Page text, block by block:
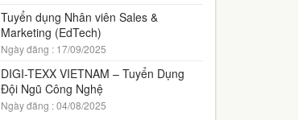
Tuyển dụng Nhân viên Sales &
Marketing (EdTech)
Ngày đăng : 17/09/2025
DIGI-TEXX VIETNAM – Tuyển Dụng
Đội Ngũ Công Nghệ
Ngày đăng : 04/08/2025